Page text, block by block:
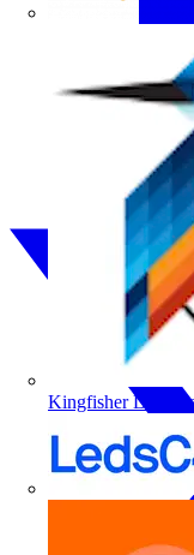
Kingfisher